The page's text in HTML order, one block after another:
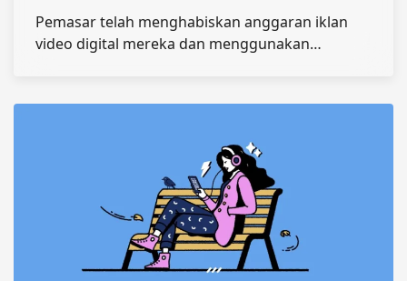
Pemasar telah menghabiskan anggaran iklan
video digital mereka dan menggunakan…